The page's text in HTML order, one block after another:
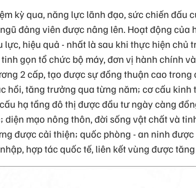
kỳ qua, năng lực lãnh đạo, sức chiến đấu
đảng viên được nâng lên. Hoạt động của
lực, hiệu quả - nhất là sau khi thực hiện chủ
gọn tổ chức bộ máy, đơn vị hành chính
2 cấp, tạo được sự đồng thuận cao trong
hồi, tăng trưởng qua từng năm; cơ cấu kinh
hạ tầng đô thị được đầu tư ngày càng
diện mạo nông thôn, đời sống vật chất và
được cải thiện; quốc phòng - an ninh
hợp tác quốc tế, liên kết vùng được